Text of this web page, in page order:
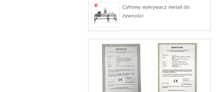
Cyfrowy wykrywacz metali do
żywności